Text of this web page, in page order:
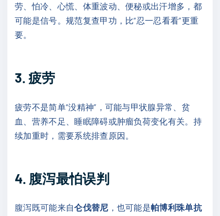
劳、怕冷、心慌、体重波动、便秘或出汗增多，都
可能是信号。规范复查甲功，比“忍一忍看看”更重
要。
3. 疲劳
疲劳不是简单“没精神”，可能与甲状腺异常、贫
血、营养不足、睡眠障碍或肿瘤负荷变化有关。持
续加重时，需要系统排查原因。
4. 腹泻最怕误判
腹泻既可能来自仑伐替尼 ，也可能是帕博利珠单抗